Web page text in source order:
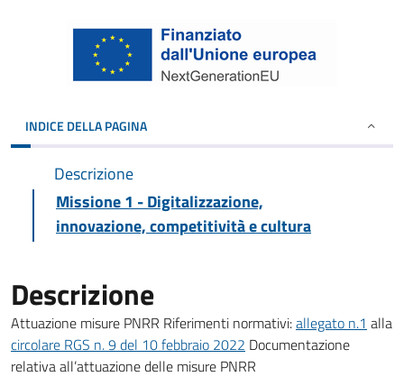
INDICE DELLA PAGINA
Descrizione
Missione 1 - Digitalizzazione,
innovazione, competitività e cultura
Descrizione
Attuazione misure PNRR Riferimenti normativi:allegato n.1 alla
circolare RGS n. 9 del 10 febbraio 2022 Documentazione
relativa all’attuazione delle misure PNRR